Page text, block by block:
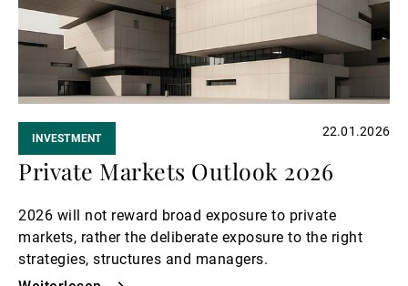
INVESTMENT 22.01.2026
Private Markets Outlook 2026
2026 will not reward broad exposure to private
markets, rather the deliberate exposure to the right
strategies, structures and managers.